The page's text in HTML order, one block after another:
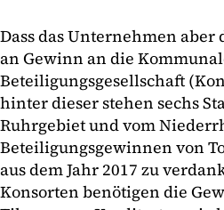
Dass das Unternehmen aber
an Gewinn an die
Beteiligungsgesellschaft
hinter dieser stehen sechs
Ruhrgebiet und vom
Beteiligungsgewinnen von
aus dem Jahr 2017 zu
Konsorten benötigen die